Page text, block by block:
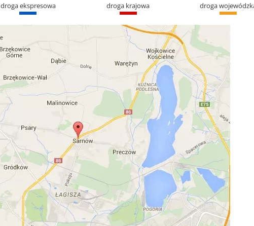
droga ekspresowa droga krajowa droga